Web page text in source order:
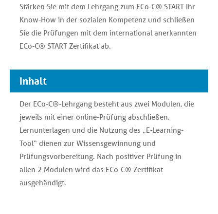
Stärken Sie mit dem Lehrgang zum ECo-C® START Ihr
Know-How in der sozialen Kompetenz und schließen
Sie die Prüfungen mit dem international anerkannten
ECo-C® START Zertifikat ab.
Inhalt
Der ECo-C®-Lehrgang besteht aus zwei Modulen, die
jeweils mit einer online-Prüfung abschließen.
Lernunterlagen und die Nutzung des „E-Learning-
Tool“ dienen zur Wissensgewinnung und
Prüfungsvorbereitung. Nach positiver Prüfung in
allen 2 Modulen wird das ECo-C® Zertifikat
ausgehändigt.